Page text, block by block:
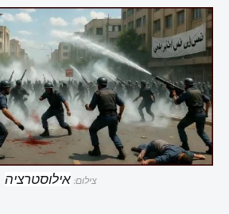
צילום: אילוסטרציה